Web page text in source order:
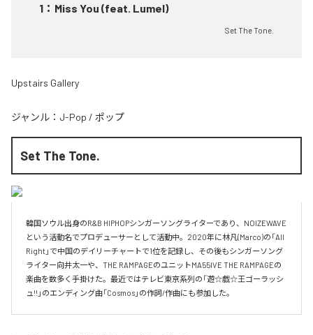
1 ： Miss You (feat. Lumel)
Set The Tone.
Upstairs Gallery
ジャンル： J-Pop / ポップ
Set The Tone.
韓国ソウル出身のR&B HIPHOPシンガーソングライターであり、NOIZEWAVE
という活動名でプロデューサーとして活動中。2020年に林凡(Marco)の「All
Right」で中国のデイリーチャートで1位を記録し、その後もシンガーソング
ライター向井太一や、THE RAMPAGEのユニットMA55IVE THE RAMPAGEの
楽曲を数多く手掛けた。最近ではテレビ東京系列の「遊☆戯☆王ゴーラッシ
ュ!!」のエンディング曲「Cosmos」の作詞/作曲にも参加した。